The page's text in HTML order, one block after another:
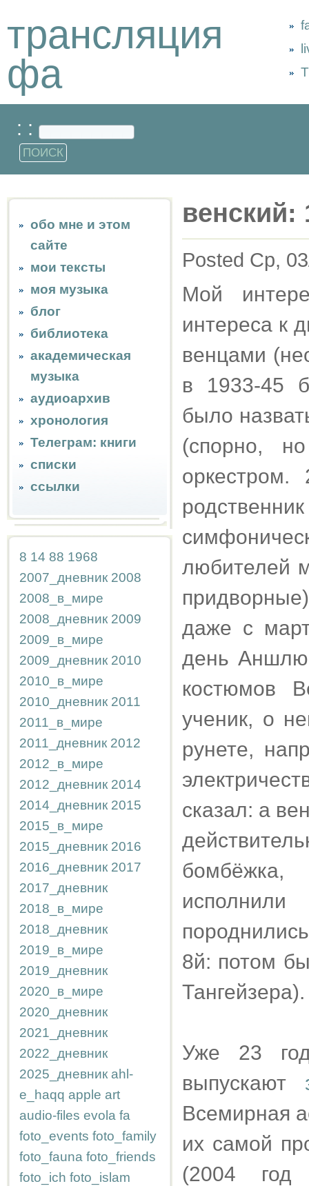
трансляция
фа
: :
обо мне и этом
сайте
мои тексты
моя музыка
блог
библиотека
академическая
музыка
аудиоархив
хронология
Телеграм: книги
списки
ссылки
8 14 88 1968
2007_дневник 2008
2008_в_мире
2008_дневник 2009
2009_в_мире
2009_дневник 2010
2010_в_мире
2010_дневник 2011
2011_в_мире
2011_дневник 2012
2012_в_мире
2012_дневник 2014
2014_дневник 2015
2015_в_мире
2015_дневник 2016
2016_дневник 2017
2017_дневник
2018_в_мире
2018_дневник
2019_в_мире
2019_дневник
2020_в_мире
2020_дневник
2021_дневник
2022_дневник
2025_дневник ahl-
e_haqq apple art
audio-files evola fa
foto_events foto_family
foto_fauna foto_friends
foto_ich foto_islam
венский:
Posted Ср,
Мой
интереса к
венцами
в 1933-45
было
(спорно,
любителей
даже с
день
костюмов
ученик, о
рунете,
сказал: а
8й: потом
Тангейзера).
Уже 23
выпускают
Всемирная
их самой
(2004